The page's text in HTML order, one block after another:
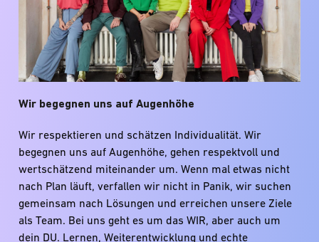
Wir begegnen uns auf Augenhöhe
Wir respektieren und schätzen Individualität. Wir
begegnen uns auf Augenhöhe, gehen respektvoll und
wertschätzend miteinander um. Wenn mal etwas nicht
nach Plan läuft, verfallen wir nicht in Panik, wir suchen
gemeinsam nach Lösungen und erreichen unsere Ziele
als Team. Bei uns geht es um das WIR, aber auch um
dein DU. Lernen, Weiterentwicklung und echte